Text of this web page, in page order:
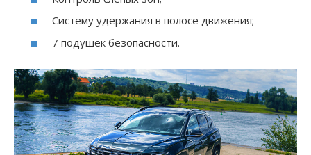
Систему удержания в полосе движения;
7 подушек безопасности.